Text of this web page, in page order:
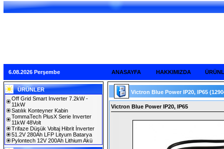
6.08.2026 Perşembe ANASAYFA HAKKIMIZDA
ÜRÜNLER
Off Grid Smart Inverter 7.2kW -
11kW
Satılık Konteyner Kabin
TommaTech PlusX Serie Inverter
11kW 48Volt
Trifaze Düşük Voltaj Hibrit İnverter
51.2V 280Ah LFP Lityum Batarya
Pylontech 12V 200Ah Lithium Akü
Victron Blue Power IP20, IP65
Victron Blue Power IP20, IP65